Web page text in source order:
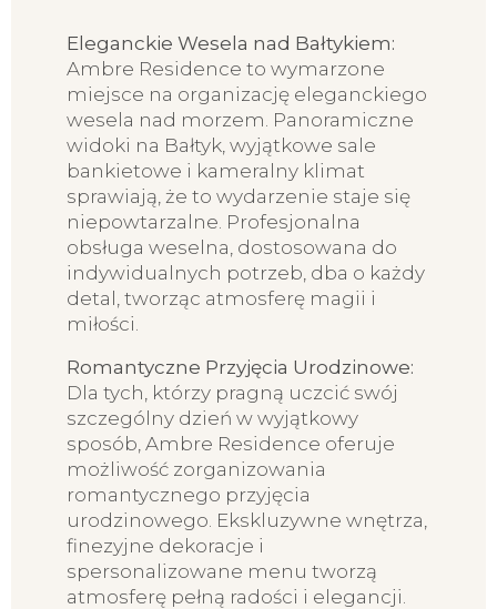
Eleganckie Wesela nad Bałtykiem:
Ambre Residence to wymarzone
miejsce na organizację eleganckiego
wesela nad morzem. Panoramiczne
widoki na Bałtyk, wyjątkowe sale
bankietowe i kameralny klimat
sprawiają, że to wydarzenie staje się
niepowtarzalne. Profesjonalna
obsługa weselna, dostosowana do
indywidualnych potrzeb, dba o każdy
detal, tworząc atmosferę magii i
miłości.
Romantyczne Przyjęcia Urodzinowe:
Dla tych, którzy pragną uczcić swój
szczególny dzień w wyjątkowy
sposób, Ambre Residence oferuje
możliwość zorganizowania
romantycznego przyjęcia
urodzinowego. Ekskluzywne wnętrza,
finezyjne dekoracje i
spersonalizowane menu tworzą
atmosferę pełną radości i elegancji.